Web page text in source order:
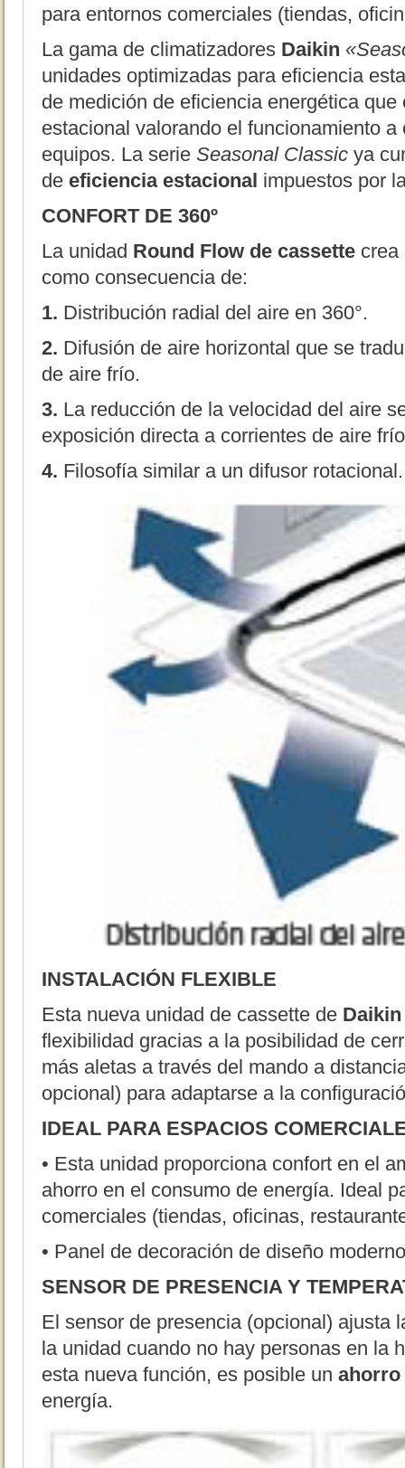
para entornos comerciales (tiendas,
La gama de climatizadores Daikin
unidades optimizadas para eficiencia
de medición de eficiencia energética
estacional valorando el funcionamiento
equipos. La serie Seasonal Classic ya
de eficiencia estacional impuestos por
CONFORT DE 360º
La unidad Round Flow de cassette crea
como consecuencia de:
1. Distribución radial del aire en 360°.
2. Difusión de aire horizontal que se
de aire frío.
3. La reducción de la velocidad del aire
exposición directa a corrientes de aire
4. Filosofía similar a un difusor rotacional.
INSTALACIÓN FLEXIBLE
Esta nueva unidad de cassette de Daikin
flexibilidad gracias a la posibilidad de
más aletas a través del mando a
opcional) para adaptarse a la
IDEAL PARA ESPACIOS
• Esta unidad proporciona confort en el
ahorro en el consumo de energía. Ideal
comerciales (tiendas, oficinas,
• Panel de decoración de diseño
SENSOR DE PRESENCIA Y
El sensor de presencia (opcional) ajusta
la unidad cuando no hay personas en la
esta nueva función, es posible un ahorro
energía.